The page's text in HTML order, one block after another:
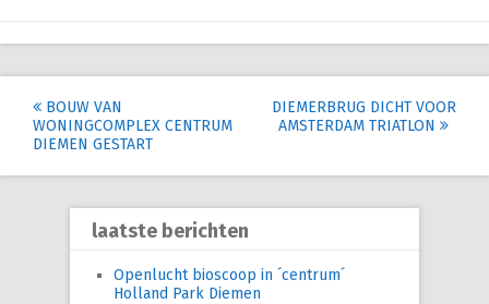
Post
navigation
BOUW VAN
WONINGCOMPLEX CENTRUM
DIEMEN GESTART
DIEMERBRUG DICHT VOOR
AMSTERDAM TRIATLON
laatste berichten
Openlucht bioscoop in ´centrum´
Holland Park Diemen